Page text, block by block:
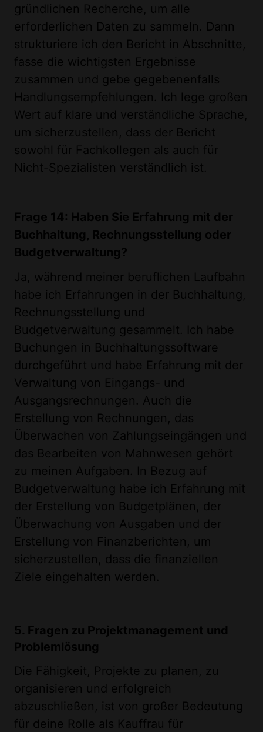
gründlichen Recherche, um alle
erforderlichen Daten zu sammeln. Dann
strukturiere ich den Bericht in Abschnitte,
fasse die wichtigsten Ergebnisse
zusammen und gebe gegebenenfalls
Handlungsempfehlungen. Ich lege großen
Wert auf klare und verständliche Sprache,
um sicherzustellen, dass der Bericht
sowohl für Fachkollegen als auch für
Nicht-Spezialisten verständlich ist.
Frage 14: Haben Sie Erfahrung mit der
Buchhaltung, Rechnungsstellung oder
Budgetverwaltung?
Ja, während meiner beruflichen Laufbahn
habe ich Erfahrungen in der Buchhaltung,
Rechnungsstellung und
Budgetverwaltung gesammelt. Ich habe
Buchungen in Buchhaltungssoftware
durchgeführt und habe Erfahrung mit der
Verwaltung von Eingangs- und
Ausgangsrechnungen. Auch die
Erstellung von Rechnungen, das
Überwachen von Zahlungseingängen und
das Bearbeiten von Mahnwesen gehört
zu meinen Aufgaben. In Bezug auf
Budgetverwaltung habe ich Erfahrung mit
der Erstellung von Budgetplänen, der
Überwachung von Ausgaben und der
Erstellung von Finanzberichten, um
sicherzustellen, dass die finanziellen
Ziele eingehalten werden.
5. Fragen zu Projektmanagement und
Problemlösung
Die Fähigkeit, Projekte zu planen, zu
organisieren und erfolgreich
abzuschließen, ist von großer Bedeutung
für deine Rolle als Kauffrau für